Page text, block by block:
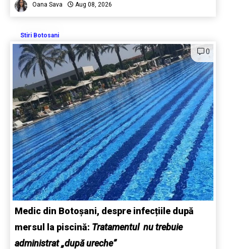
Oana Sava Aug 08, 2026
Stiri Botosani
0
Medic din Botoșani, despre infecțiile după
mersul la piscină: Tratamentul nu trebuie
administrat „după ureche”